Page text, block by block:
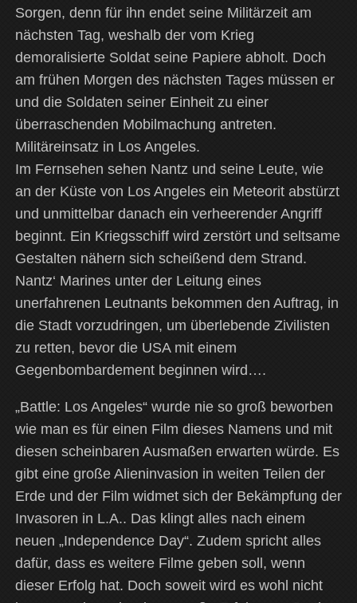
Sorgen, denn für ihn endet seine Militärzeit am
nächsten Tag, weshalb der vom Krieg
demoralisierte Soldat seine Papiere abholt. Doch
am frühen Morgen des nächsten Tages müssen er
und die Soldaten seiner Einheit zu einer
überraschenden Mobilmachung antreten.
Militäreinsatz in Los Angeles.
Im Fernsehen sehen Nantz und seine Leute, wie
an der Küste von Los Angeles ein Meteorit abstürzt
und unmittelbar danach ein verheerender Angriff
beginnt. Ein Kriegsschiff wird zerstört und seltsame
Gestalten nähern sich scheißend dem Strand.
Nantz‘ Marines unter der Leitung eines
unerfahrenen Leutnants bekommen den Auftrag, in
die Stadt vorzudringen, um überlebende Zivilisten
zu retten, bevor die USA mit einem
Gegenbombardement beginnen wird….
„Battle: Los Angeles“ wurde nie so groß beworben
wie man es für einen Film dieses Namens und mit
diesen scheinbaren Ausmaßen erwarten würde. Es
gibt eine große Alieninvasion in weiten Teilen der
Erde und der Film widmet sich der Bekämpfung der
Invasoren in L.A.. Das klingt alles nach einem
neuen „Independence Day“. Zudem spricht alles
dafür, dass es weitere Filme geben soll, wenn
dieser Erfolg hat. Doch soweit wird es wohl nicht